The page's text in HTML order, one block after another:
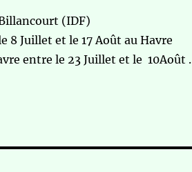
(IDF)
Juillet et le 17 Août au Havre
entre le 23 Juillet et le 10Août .